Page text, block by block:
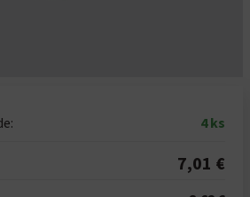
4 ks
7,01 €